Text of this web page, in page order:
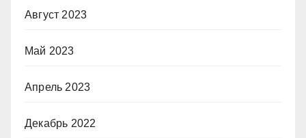
Август 2023
Май 2023
Апрель 2023
Декабрь 2022